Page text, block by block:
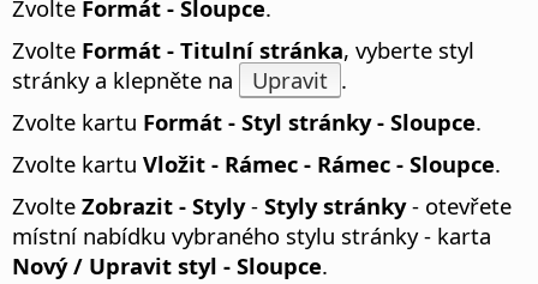
Zvolte Formát - Sloupce.
Zvolte Formát - Titulní stránka, vyberte styl
stránky a klepněte na
Upravit .
Zvolte kartu Formát - Styl stránky - Sloupce.
Zvolte kartu Vložit - Rámec - Rámec - Sloupce.
Zvolte Zobrazit - Styly- Styly stránky- otevřete
místní nabídku vybraného stylu stránky - karta
Nový / Upravit styl - Sloupce.